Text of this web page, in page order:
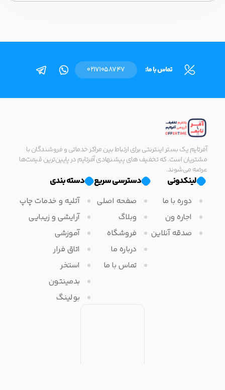
تماس با ما: 02171058747
آفرتایم یک بستر اینترنتی برای ارتباط بین مراکز خدماتی و فروشندگان با
مشتریان است. که تخفیف های پیشنهادی آفرتایم در پایین‌ترین قیمت‌ها
عرضه می‌شوند.
لینکدونی
دوره با ما
اجاره ون
صدقه آنلاین
دسترسی سریع
صفحه اصلی
وبلاگ
فروشگاه
درباره ما
تماس با ما
دسته بندی
آتلیه و خدمات چاپ
آرایشی و زیبایی
آموزشی
اتاق فرار
استخر
بدمینتون
بولینگ